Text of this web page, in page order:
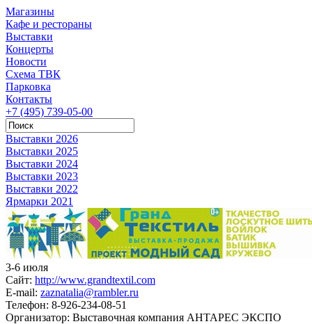
Магазины
Кафе и рестораны
Выставки
Концерты
Новости
Схема ТВК
Парковка
Контакты
+7 (495) 739-05-00
Выставки 2026
Выставки 2025
Выставки 2024
Выставки 2023
Выставки 2022
Ярмарки 2021
3-6 июля
Сайт: http://www.grandtextil.com
E-mail: zaznatalia@rambler.ru
Телефон: 8-926-234-08-51
Организатор: Выставочная компания АНТАРЕС ЭКСПО